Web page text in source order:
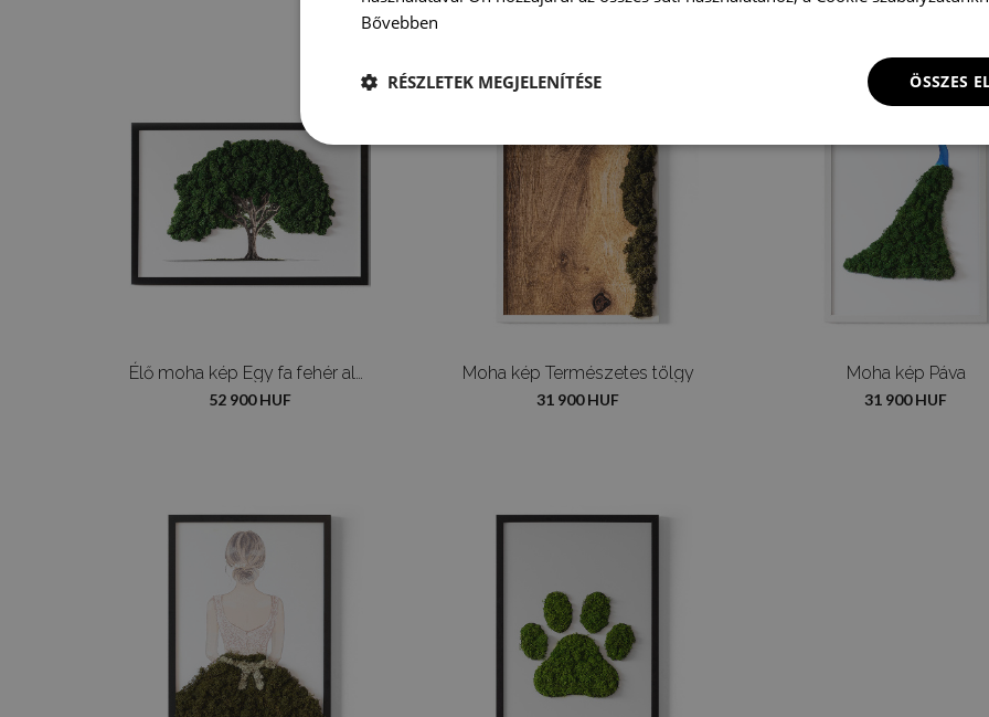
52 900 HUF
Moha kép Természetes tölgy
31 900 HUF
Moha kép Páva
31 900 HUF
Bővebben
ÖSSZES
RÉSZLETEK MEGJELENÍTÉSE